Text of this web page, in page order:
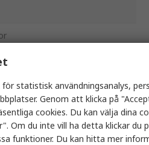
statistisk användningsanalys,
Genom att klicka på
cookies. Du kan välja dina
Om du inte vill ha detta klickar du
funktioner. Du kan hitta mer